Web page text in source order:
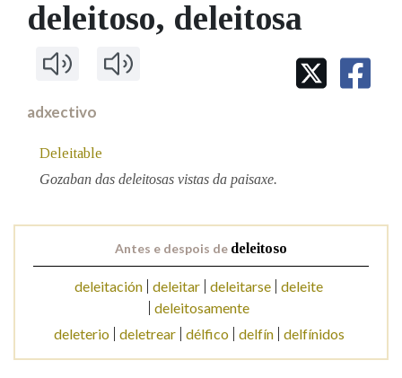
IDENTIDADE CORPORATIVA
MARCIAL DEL ADALID
CASA-MUSEO EMILIA PARDO
FIGURAS HOMENAXEADAS
Facebook
TwitterYoutubeInstagram
Bluesky
BUSCAR NOS LEMAS
Comeza por
BUSCAR NO CONTIDO
deleitoso, deleitosa
adxectivo
Deleitable
Gozaban das deleitosas vistas da paisaxe.
Antes e despois de deleitoso
deleitación deleitar deleitarse deleite
deleitosamente
deleterio
deletrear délfico delfín delfínidos